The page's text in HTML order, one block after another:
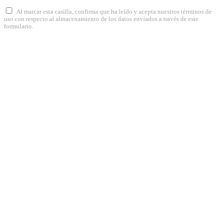
Al marcar esta casilla, confirma que ha leído y acepta nuestros términos de
uso con respecto al almacenamiento de los datos enviados a través de este
formulario.